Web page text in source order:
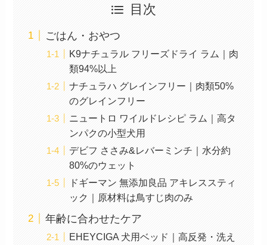
目次
ごはん・おやつ
K9ナチュラル フリーズドライ ラム｜肉
類94%以上
ナチュラハ グレインフリー｜肉類50%
のグレインフリー
ニュートロ ワイルドレシピ ラム｜高タ
ンパクの小型犬用
デビフ ささみ&レバーミンチ｜水分約
80%のウェット
ドギーマン 無添加良品 アキレススティ
ック｜原材料は鳥すじ肉のみ
年齢に合わせたケア
EHEYCIGA 犬用ベッド｜高反発・洗え